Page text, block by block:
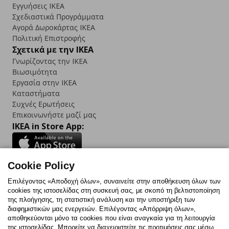
Εγγυήσεις IKEA
Σχεδιαστικά Προγράμματα
Αγορά Δωρoκάρτας IKEA
Πολιτική Επιστροφής
Σχετικά με την IKEA
Γνωρίζοντας την IKEA
Βιωσιμότητα
Εργασία στην IKEA
Καταστήματα
Συχνές Ερωτήσεις
Επικοινωνήστε μαζί μας
IKEA in Store App:
Follow us:
FacebookInstagram
TikTokYoutubePinterestTwitter
Cookie Policy
Επιλέγοντας «Αποδοχή όλων», συναινείτε στην αποθήκευση όλων των
cookies της ιστοσελίδας στη συσκευή σας, με σκοπό τη βελτιστοποίηση
της πλοήγησης, τη στατιστική ανάλυση και την υποστήριξη των
διαφημιστικών μας ενεργειών. Επιλέγοντας «Απόρριψη όλων»,
αποθηκεύονται μόνο τα cookies που είναι αναγκαία για τη λειτουργία
της ιστοσελίδας. Μπορείτε να διαχειριστείτε τις προτιμήσεις σας μέσω